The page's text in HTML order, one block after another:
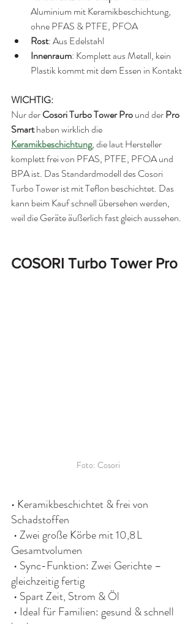
Aluminium mit Keramikbeschichtung,
ohne PFAS & PTFE, PFOA
Rost: Aus Edelstahl
Innenraum: Komplett aus Metall, kein
Plastik kommt mit dem Essen in Kontakt
WICHTIG:
Nur der Cosori Turbo Tower Pro und der Pro
Smart haben wirklich die
Keramikbeschichtung, die laut Hersteller
komplett frei von PFAS, PTFE, PFOA und
BPA ist. Das Standardmodell des Cosori
Turbo Tower ist mit Teflon beschichtet. Das
kann beim Kauf schnell übersehen werden,
weil die Geräte äußerlich fast gleich aussehen.
COSORI Turbo Tower Pro
Foto: Cosori
• Keramikbeschichtet & frei von
Schadstoffen
• Zwei große Körbe mit 10,8 L
Gesamtvolumen
• Sync-Funktion: Zwei Gerichte –
gleichzeitig fertig
• Spart Zeit, Strom & Öl
• Ideal für Familien: gesund & schnell